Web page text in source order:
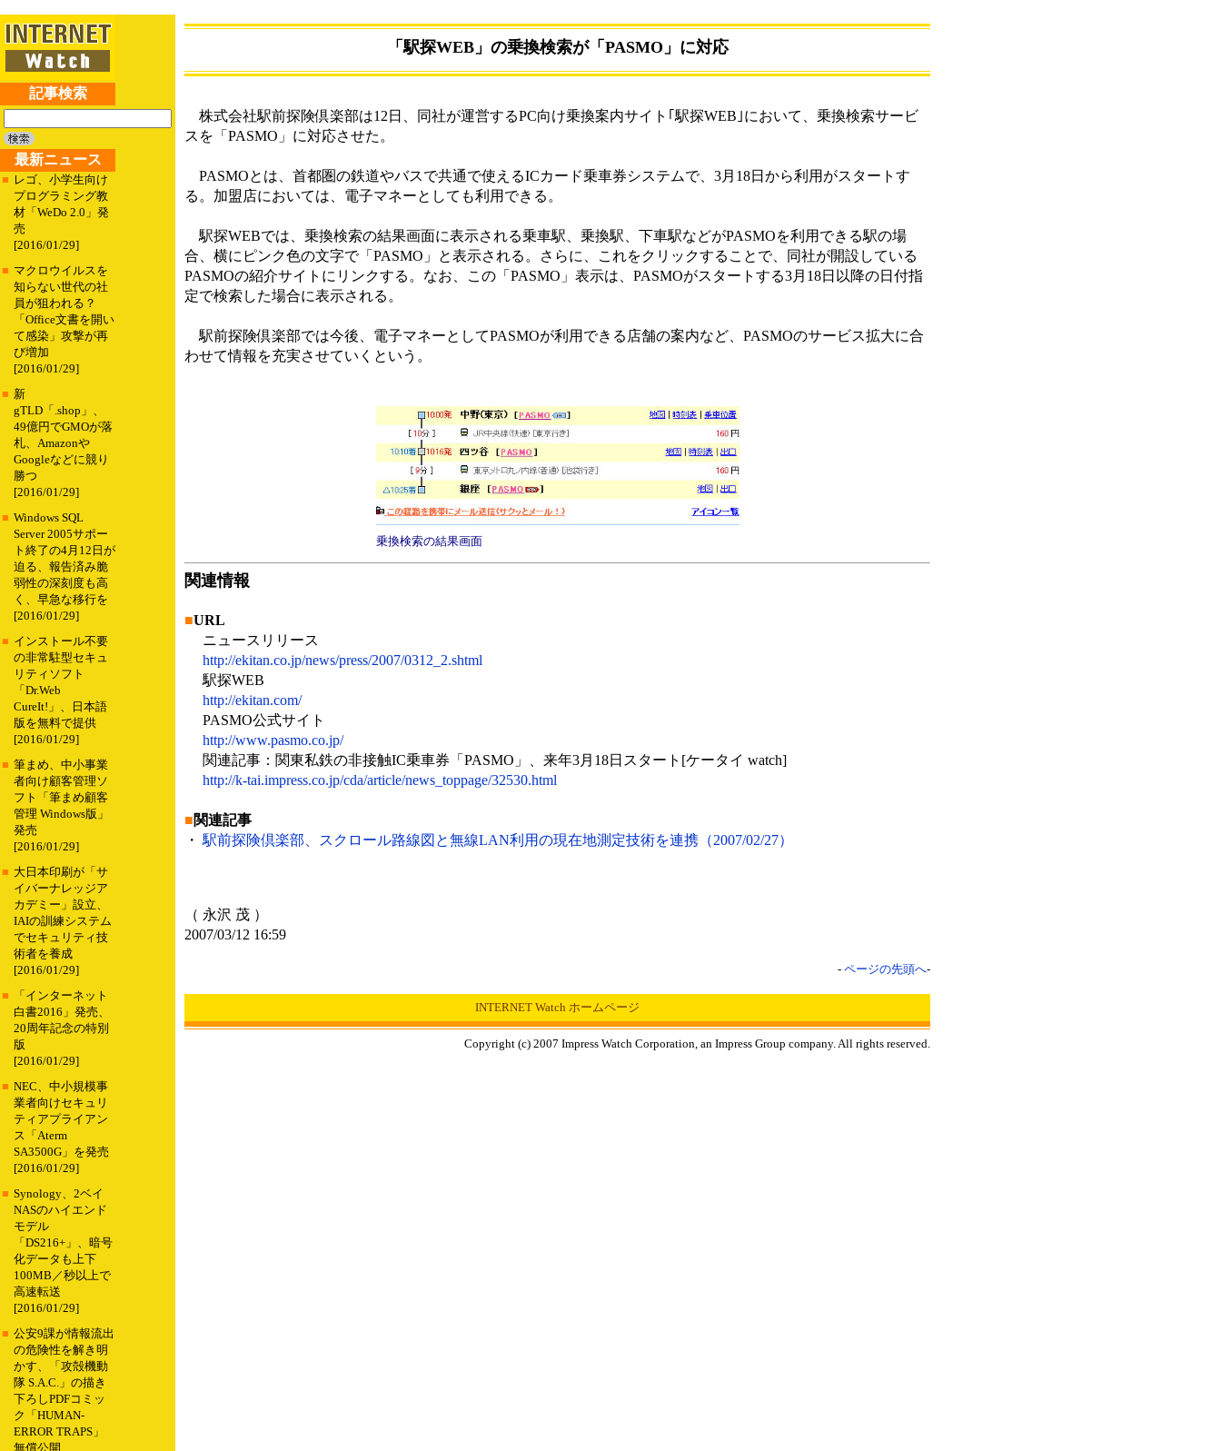
記事検索
最新ニュース
■ レゴ、小学生向け
プログラミング教
材「WeDo 2.0」発
売
[2016/01/29]
■ マクロウイルスを
知らない世代の社
員が狙われる？
「Office文書を開い
て感染」攻撃が再
び増加
[2016/01/29]
■ 新
gTLD「.shop」、
49億円でGMOが落
札、Amazonや
Googleなどに競り
勝つ
[2016/01/29]
■ Windows SQL
Server 2005サポー
ト終了の4月12日が
迫る、報告済み脆
弱性の深刻度も高
く、早急な移行を
[2016/01/29]
■ インストール不要
の非常駐型セキュ
リティソフト
「Dr.Web
CureIt!」、日本語
版を無料で提供
[2016/01/29]
■ 筆まめ、中小事業
者向け顧客管理ソ
フト「筆まめ顧客
管理 Windows版」
発売
[2016/01/29]
■ 大日本印刷が「サ
イバーナレッジア
カデミー」設立、
IAIの訓練システム
でセキュリティ技
術者を養成
[2016/01/29]
■
「インターネット
白書2016」発売、
20周年記念の特別
版
[2016/01/29]
■ NEC、中小規模事
業者向けセキュリ
ティアプライアン
ス「Aterm
SA3500G」を発売
[2016/01/29]
■ Synology、2ベイ
NASのハイエンド
モデル
「DS216+」、暗号
化データも上下
100MB／秒以上で
高速転送
[2016/01/29]
■ 公安9課が情報流出
の危険性を解き明
かす、「攻殻機動
隊 S.A.C.」の描き
下ろしPDFコミッ
ク「HUMAN-
ERROR TRAPS」
無償公開
「駅探WEB」の乗換検索が「PASMO」に対応
株式会社駅前探険倶楽部は12日、同社が運営するPC向け乗換案内サイト｢駅探WEB｣において、乗換検索サービ
スを「PASMO」に対応させた。
PASMOとは、首都圏の鉄道やバスで共通で使えるICカード乗車券システムで、3月18日から利用がスタートす
る。加盟店においては、電子マネーとしても利用できる。
駅探WEBでは、乗換検索の結果画面に表示される乗車駅、乗換駅、下車駅などがPASMOを利用できる駅の場
合、横にピンク色の文字で「PASMO」と表示される。さらに、これをクリックすることで、同社が開設している
PASMOの紹介サイトにリンクする。なお、この「PASMO」表示は、PASMOがスタートする3月18日以降の日付指
定で検索した場合に表示される。
駅前探険倶楽部では今後、電子マネーとしてPASMOが利用できる店舗の案内など、PASMOのサービス拡大に合
わせて情報を充実させていくという。
乗換検索の結果画面
関連情報
■URL
ニュースリリース
http://ekitan.co.jp/news/press/2007/0312_2.shtml
駅探WEB
http://ekitan.com/
PASMO公式サイト
http://www.pasmo.co.jp/
関連記事：関東私鉄の非接触IC乗車券「PASMO」、来年3月18日スタート[ケータイ watch]
http://k-tai.impress.co.jp/cda/article/news_toppage/32530.html
■関連記事
・ 駅前探険倶楽部、スクロール路線図と無線LAN利用の現在地測定技術を連携（2007/02/27）
（ 永沢 茂 ）
2007/03/12 16:59
- ページの先頭へ-
INTERNET Watch ホームページ
Copyright (c) 2007 Impress Watch Corporation, an Impress Group company. All rights reserved.